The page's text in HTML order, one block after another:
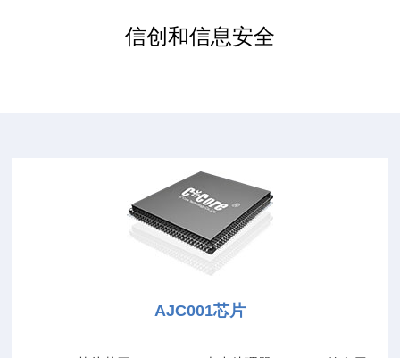
信创和信息安全
AJC001芯片